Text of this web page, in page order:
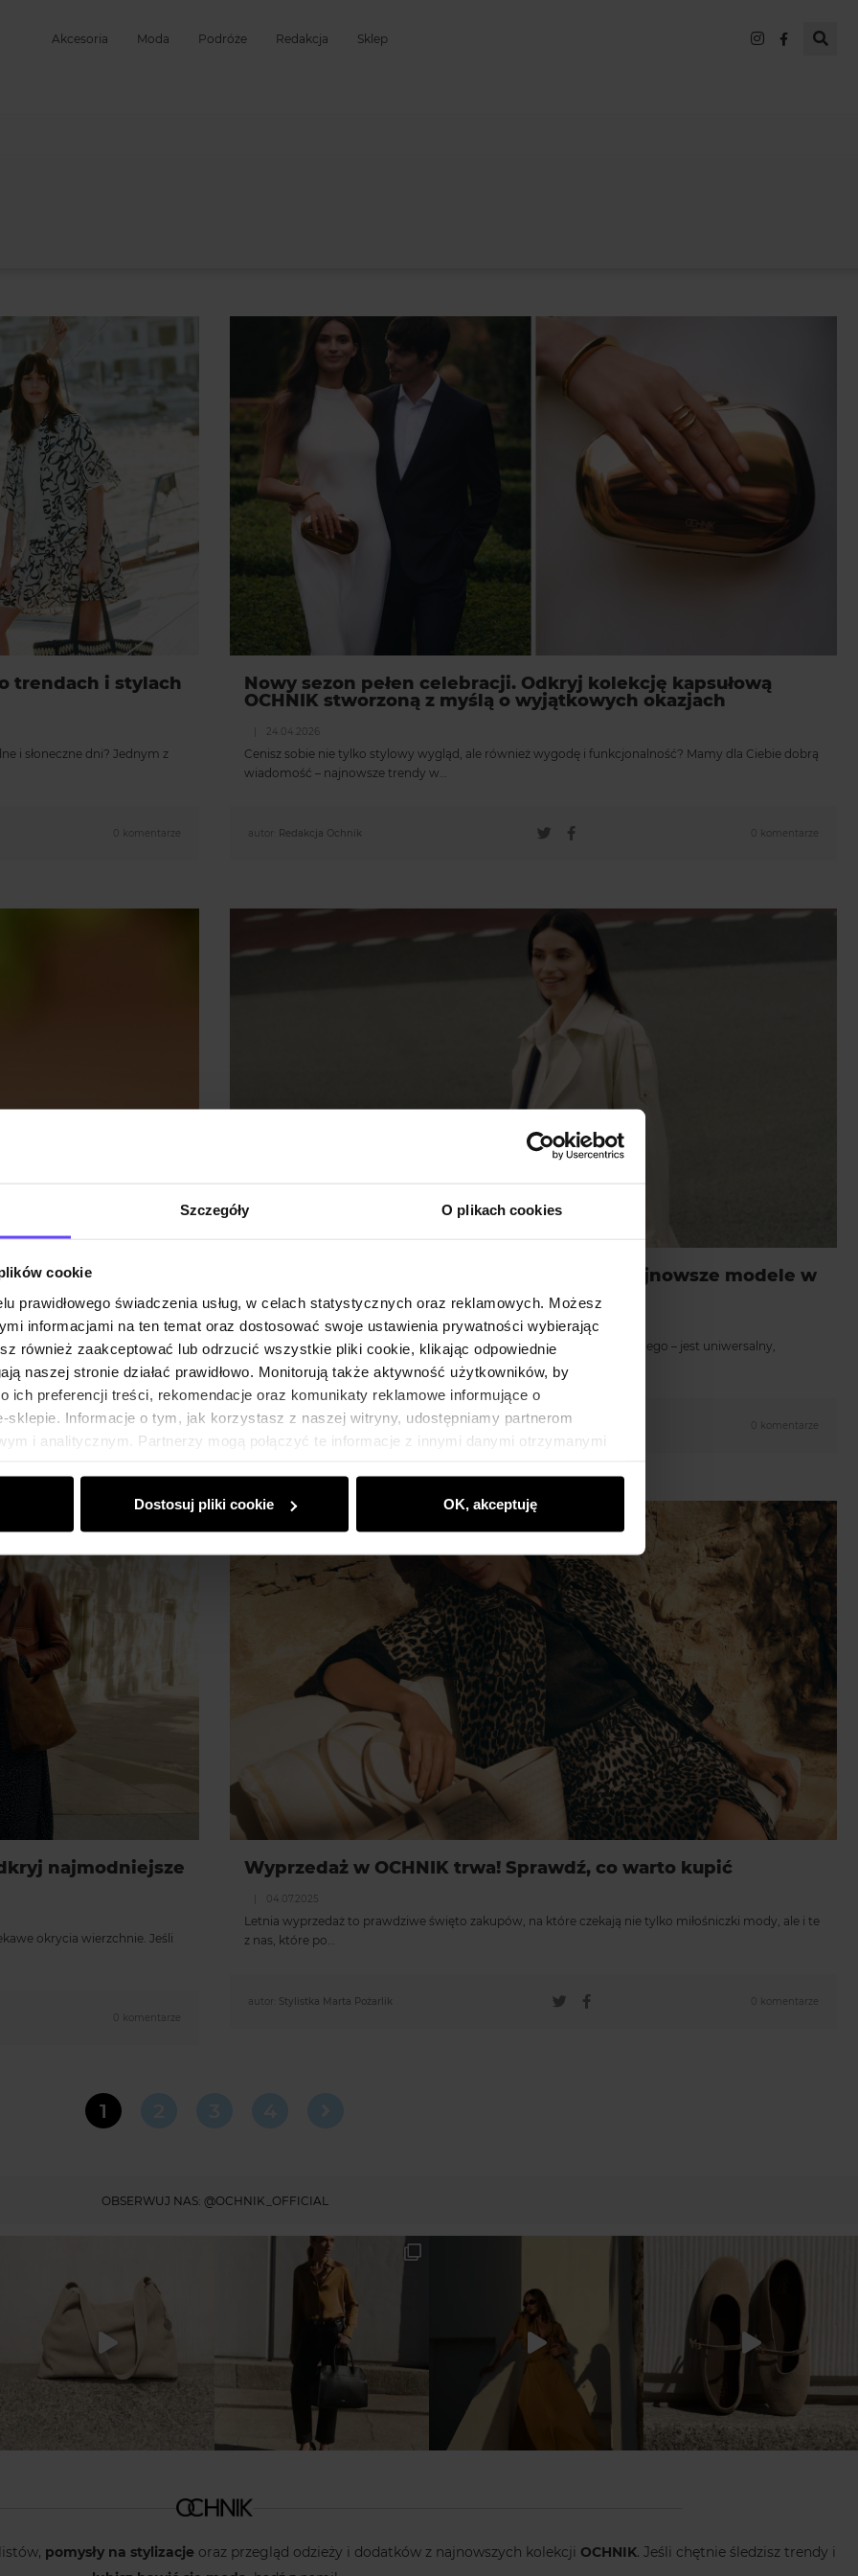
Szczegóły O plikach cookies
cookie
prawidłowego świadczenia usług, w celach statystycznych oraz reklamowych. Możesz
informacjami na ten temat oraz dostosować swoje ustawienia prywatności wybierając
również zaakceptować lub odrzucić wszystkie pliki cookie, klikając odpowiednie
naszej stronie działać prawidłowo. Monitorują także aktywność użytkowników, by
ich preferencji treści, rekomendacje oraz komunikaty reklamowe informujące o
sklepie. Informacje o tym, jak korzystasz z naszej witryny, udostępniamy partnerom
i analitycznym. Partnerzy mogą połączyć te informacje z innymi danymi otrzymanymi
Dostosuj pliki cookie OK, akceptuję
Akcesoria Moda Podróże Redakcja Sklep
trendach i stylach
i słoneczne dni? Jednym z
0 komentarze
Nowy sezon pełen celebracji. Odkryj kolekcję kapsułową
OCHNIK stworzoną z myślą o wyjątkowych okazjach
24.04.2026
Cenisz sobie nie tylko stylowy wygląd, ale również wygodę i funkcjonalność? Mamy dla Ciebie dobrą
wiadomość – najnowsze trendy w…
autor: Redakcja Ochnik 0 komentarze
wyborem w
Mamy dla Ciebie dobrą
0 komentarze
Modny trencz damski na wiosnę. Poznaj najnowsze modele w
różnych fasonach
| 27.03.2026
Trencz damski co sezon powraca we wiosennych trendach i nic dziwnego – jest uniwersalny,
praktyczny i, co nie mniej ważne,…
autor:Redakcja Ochnik 0 komentarze
najmodniejsze
okrycia wierzchnie. Jeśli
0 komentarze
Wyprzedaż w OCHNIK trwa! Sprawdź, co warto kupić
04.07.2025
Letnia wyprzedaż to prawdziwe święto zakupów, na które czekają nie tylko miłośniczki mody, ale i te
z nas, które po…
autor: Stylistka Marta Pożarlik 0 komentarze
1
OBSERWUJ NAS: @OCHNIK_OFFICIAL
pomysły na stylizacje oraz przegląd odzieży i dodatków z najnowszych kolekcji OCHNIK. Jeśli chętnie śledzisz trendy i